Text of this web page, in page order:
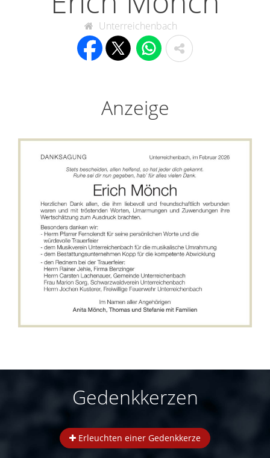
Unterreichenbach
Anzeige
Gedenkkerzen
Erleuchten einer Gedenkkerze